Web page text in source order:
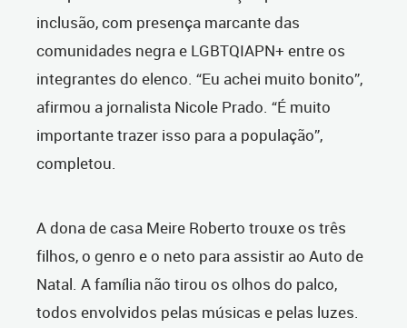
inclusão, com presença marcante das
comunidades negra e LGBTQIAPN+ entre os
integrantes do elenco. “Eu achei muito bonito”,
afirmou a jornalista Nicole Prado. “É muito
importante trazer isso para a população”,
completou.
A dona de casa Meire Roberto trouxe os três
filhos, o genro e o neto para assistir ao Auto de
Natal. A família não tirou os olhos do palco,
todos envolvidos pelas músicas e pelas luzes.